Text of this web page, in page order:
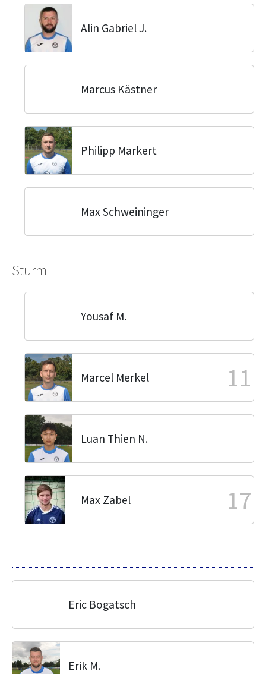
Alin Gabriel J.
Marcus Kästner
Philipp Markert
Max Schweininger
Sturm
Yousaf M.
Marcel Merkel 11
Luan Thien N.
Max Zabel 17
Eric Bogatsch
Erik M.